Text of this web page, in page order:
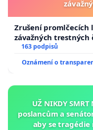
Zrušení promlčecích
závažných trestných
163 podpisů
Oznámení o
UŽ NIKDY SMRT
poslancům a
aby se